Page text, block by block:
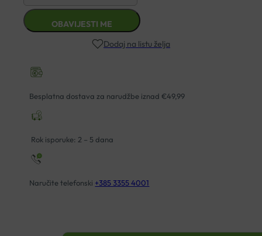
Dodaj na listu želja
Besplatna dostava za narudžbe iznad €49,99
Rok isporuke: 2 – 5 dana
Naručite telefonski +385 3355 4001